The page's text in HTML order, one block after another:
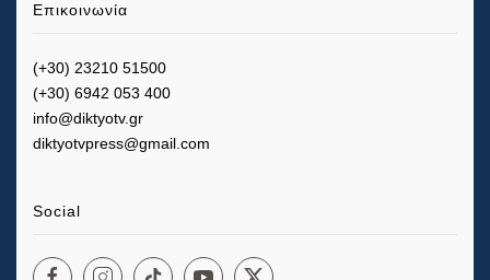
Επικοινωνία
(+30) 23210 51500
(+30) 6942 053 400
info@diktyotv.gr
diktyotvpress@gmail.com
Social